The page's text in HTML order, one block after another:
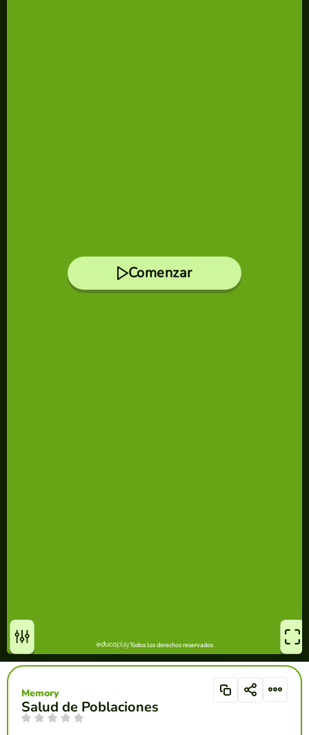
Salud de Poblaciones
Memory